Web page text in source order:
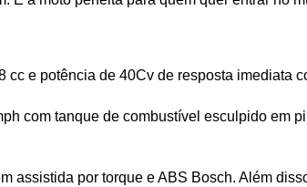
cc e potência de 40Cv de resposta imediata
com tanque de combustível esculpido em
assistida por torque e ABS Bosch. Além